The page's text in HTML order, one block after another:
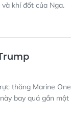
khí đốt của Nga.
thăng Marine One
bay quá gần một